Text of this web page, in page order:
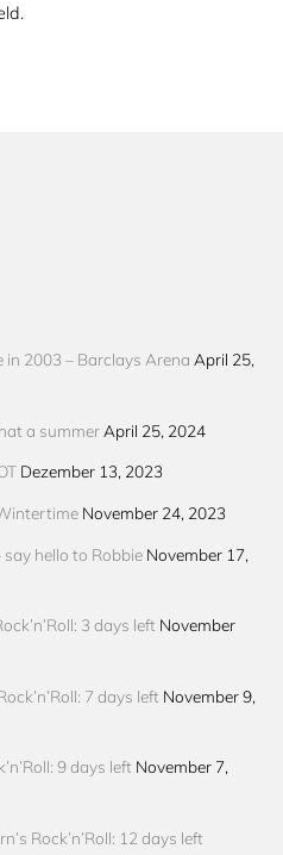
in 2003 – Barclays Arena April 25,
a summer April 25, 2024
Dezember 13, 2023
November 24, 2023
say hello to Robbie November 17,
3 days left November
7 days left November 9,
9 days left November 7,
Rock’n’Roll: 12 days left